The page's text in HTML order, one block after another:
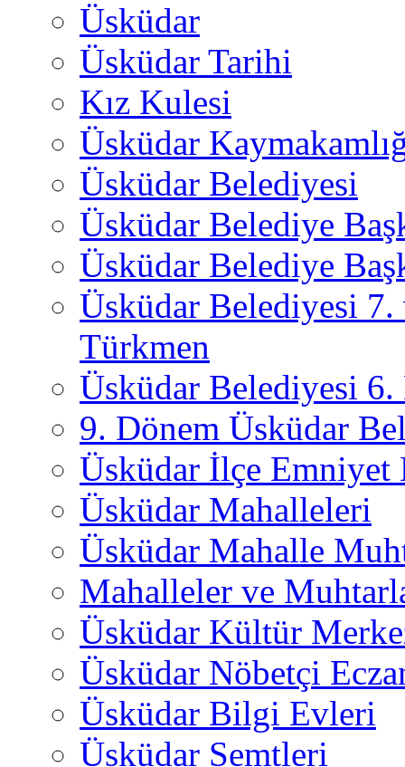
Üsküdar
Üsküdar Tarihi
Kız Kulesi
Üsküdar
Üsküdar Belediyesi
Üsküdar Belediye
Üsküdar Belediye
Üsküdar Belediyesi
Türkmen
Üsküdar Belediyesi 6.
9. Dönem Üsküdar
Üsküdar İlçe
Üsküdar Mahalleleri
Üsküdar Mahalle
Mahalleler ve
Üsküdar Kültür
Üsküdar Nöbetçi
Üsküdar Bilgi Evleri
Üsküdar Semtleri